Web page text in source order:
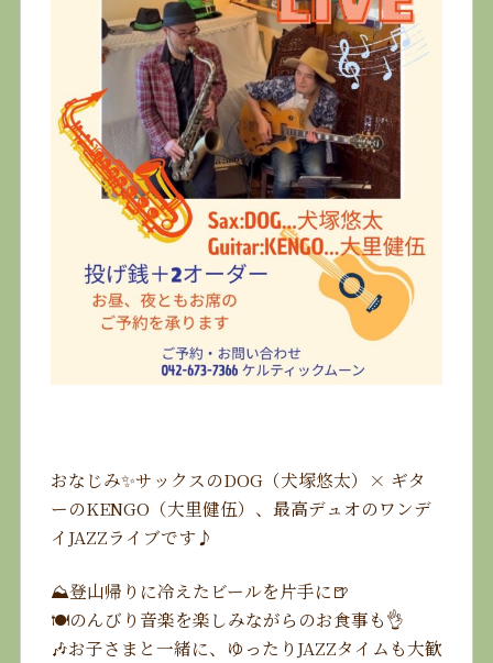
おなじみ✨サックスのDOG（犬塚悠太）× ギタ
ーのKENGO（大里健伍）、最高デュオのワンデ
イJAZZライブです♪
⛰登山帰りに冷えたビールを片手に🍺
🍽のんびり音楽を楽しみながらのお食事も👌
🎶お子さまと一緒に、ゆったりJAZZタイムも大歓